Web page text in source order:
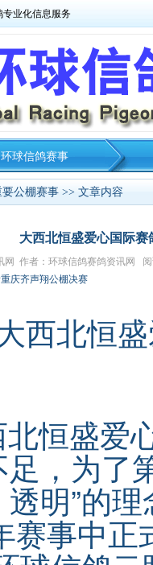
业化信息服务
环球信鸽赛事
公棚赛事 >> 文章内容
大西北恒盛爱心国际赛
网 作者：环球信鸽赛鸽资讯网 阅
庆齐声翔公棚决赛
西北恒
恒盛爱
，为了
明”的
赛事中